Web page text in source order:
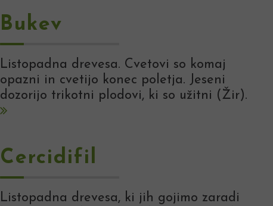
Bukev
Listopadna drevesa. Cvetovi so komaj
opazni in cvetijo konec poletja. Jeseni
dozorijo trikotni plodovi, ki so užitni (Žir).
Cercidifil
Listopadna drevesa, ki jih gojimo zaradi